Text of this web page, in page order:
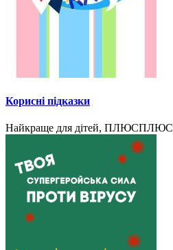
Корисні підказки
Найкраще для дітей, ПЛЮСПЛЮС